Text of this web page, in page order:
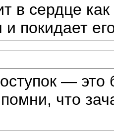
в сердце
покидает
— это
что